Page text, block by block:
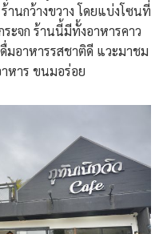
นกว้างขวาง โดยแบ่งโซนที่
ะจก ร้านนี้มีทั้งอาหารคาว
มอาหารรสชาติดี แวะมาชม
าหาร ขนมอร่อย